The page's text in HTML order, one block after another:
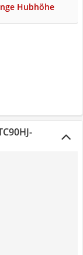
Hubhöhe